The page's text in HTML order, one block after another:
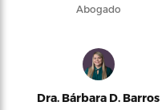
Abogado
Dra. Bárbara D. Barros